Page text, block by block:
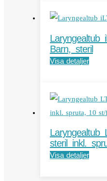
Laryngealtub
Barn, steril
Visa detaljer
Laryngealtub
steril inkl.
Visa detaljer